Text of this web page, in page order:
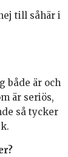
till såhär i
både är och
är seriös,
så tycker